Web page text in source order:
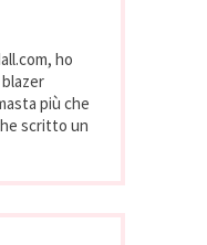
ho
più che
scritto un